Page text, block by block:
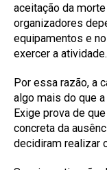
aceitação da
organizadores
equipamentos e
exercer a atividade.
Por essa razão, a
algo mais do que
Exige prova de
concreta da
decidiram realizar